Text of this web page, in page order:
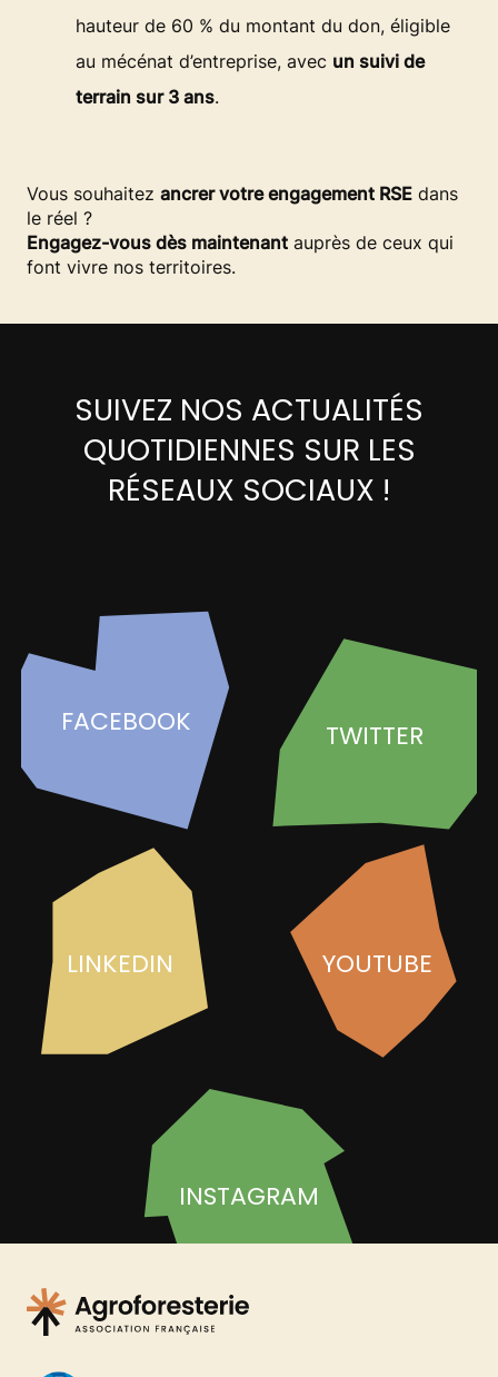
hauteur de 60 % du montant du don, éligible
au mécénat d’entreprise, avec un suivi de
terrain sur 3 ans.
Vous souhaitez ancrer votre engagement RSE dans
le réel ?
Engagez-vous dès maintenant auprès de ceux qui
font vivre nos territoires.
SUIVEZ NOS ACTUALITÉS
QUOTIDIENNES SUR LES
RÉSEAUX SOCIAUX !
FACEBOOK TWITTER
LINKEDIN YOUTUBE
INSTAGRAM